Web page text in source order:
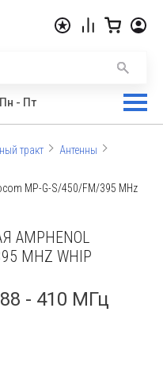
Пн - Пт
тракт
Антенны
MP-G-S/450/FM/395 MHz
MHZ WHIP
- 410 МГц